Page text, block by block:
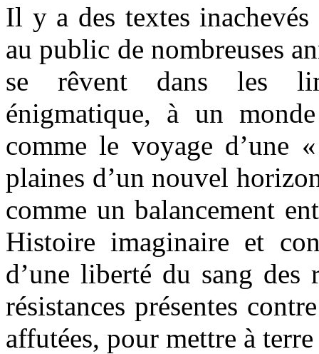
Il y a des textes
au public de nombreuses
se rêvent dans les
énigmatique, à un
comme le voyage d’une
plaines d’un nouvel
comme un balancement
Histoire imaginaire et
d’une liberté du sang des
résistances présentes
affutées, pour mettre à